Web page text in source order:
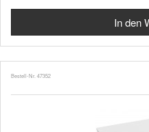
Bestell-Nr. 47352